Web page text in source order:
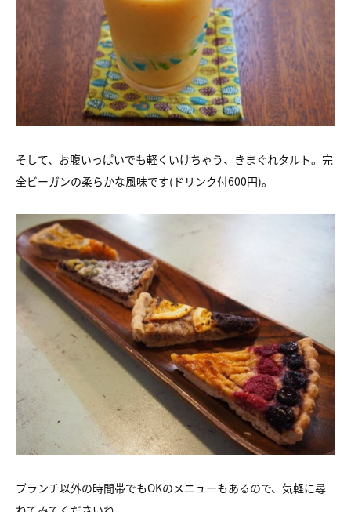
そして、お腹いっぱいでも軽くいけちゃう、きまぐれタルト。完
全ビーガンの柔らかな風味です(ドリンク付600円)。
ブランチ以外の時間帯でもOKのメニューもあるので、気軽に尋